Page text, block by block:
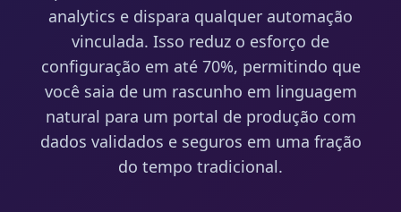
analytics e dispara qualquer automação
vinculada. Isso reduz o esforço de
configuração em até 70%, permitindo que
você saia de um rascunho em linguagem
natural para um portal de produção com
dados validados e seguros em uma fração
do tempo tradicional.